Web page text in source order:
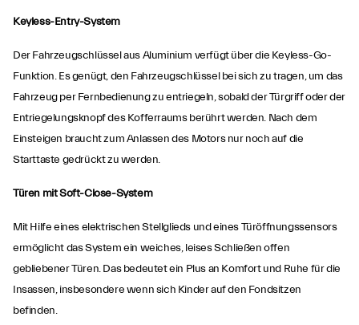
Keyless-Entry-System
Der Fahrzeugschlüssel aus Aluminium verfügt über die Keyless-Go-
Funktion. Es genügt, den Fahrzeugschlüssel bei sich zu tragen, um das
Fahrzeug per Fernbedienung zu entriegeln, sobald der Türgriff oder der
Entriegelungsknopf des Kofferraums berührt werden. Nach dem
Einsteigen braucht zum Anlassen des Motors nur noch auf die
Starttaste gedrückt zu werden.
Türen mit Soft-Close-System
Mit Hilfe eines elektrischen Stellglieds und eines Türöffnungssensors
ermöglicht das System ein weiches, leises Schließen offen
gebliebener Türen. Das bedeutet ein Plus an Komfort und Ruhe für die
Insassen, insbesondere wenn sich Kinder auf den Fondsitzen
befinden.